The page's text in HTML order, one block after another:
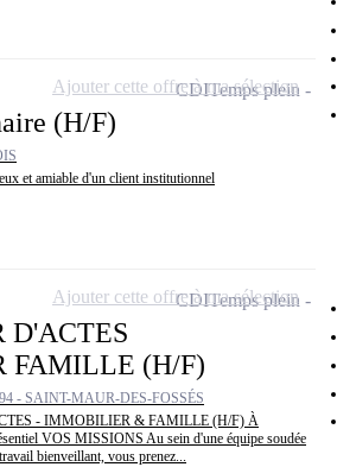
(H/F)
et amiable d'un client institutionnel
CDITemps plein
Ajouter cette offre à ma sélection
D'ACTES
FAMILLE (H/F)
94 - SAINT-MAUR-DES-FOSSÉS
- IMMOBILIER & FAMILLE (H/F) À
VOS MISSIONS Au sein d'une équipe soudée
bienveillant, vous prenez...
CDITemps plein
Ajouter cette offre à ma sélection